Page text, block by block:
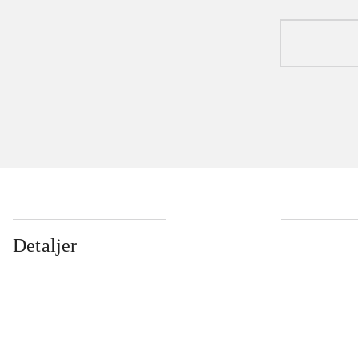
Detaljer